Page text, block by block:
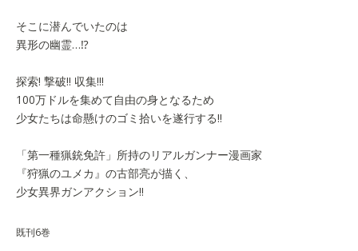
そこに潜んでいたのは
異形の幽霊…⁉
探索! 撃破!! 収集!!!
100万ドルを集めて自由の身となるため
少女たちは命懸けのゴミ拾いを遂行する‼
「第一種猟銃免許」所持のリアルガンナー漫画家
『狩猟のユメカ』の古部亮が描く、
少女異界ガンアクション‼
既刊6巻